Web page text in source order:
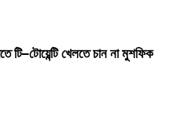
টি–টোয়েন্টি খেলতে চান না মুশফিক